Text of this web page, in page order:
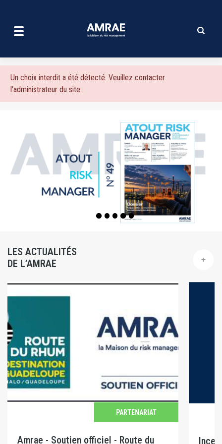
contenu
Message
d'erreur
Un choix interdit a été détecté. Veuillez contacter
l'administrateur du site.
LES ACTUALITÉS
DE L’AMRAE
PARTENARIAT
Amrae - Soutien officiel - Route du